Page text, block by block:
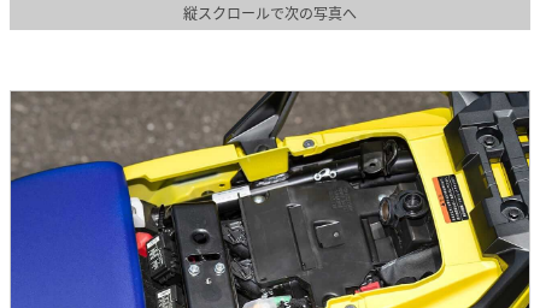
縦スクロールで次の写真へ